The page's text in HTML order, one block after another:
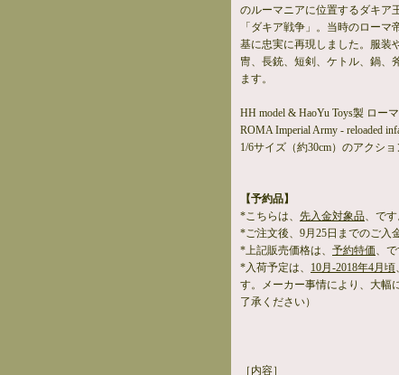
のルーマニアに位置するダキア
「ダキア戦争」。当時のロー
基に忠実に再現しました。服装
冑、長銃、短剣、ケトル、鍋、
ます。
HH model & HaoYu Toys製 ロ
ROMA Imperial Army - reloaded
1/6サイズ（約30cm）のアクショ
【予約品】
*こちらは、 先入金対象品、です
*ご注文後、9月25日までのご入
*上記販売価格は、 予約特価、で
*入荷予定は、 10月-2018年4月頃
す。メーカー事情により、大幅
了承ください）
［内容］